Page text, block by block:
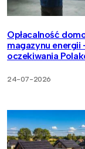
Opłacalność
magazynu energii
oczekiwania
24-07-2026